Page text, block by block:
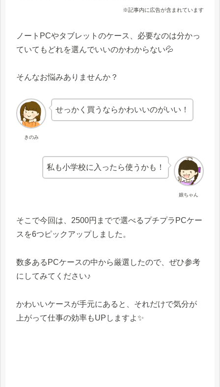
※記事内に広告が含まれています
ノートPCやタブレットのケース、必要なのは分かっ
ていてもどれを選んでいいのかわからない💦
そんなお悩みありませんか？
きのみ
せっかく買うならかわいいのがいい！
娘ちゃん
私も小学校に入ったら使うかも！
そこで今回は、2500円までで選べるプチプラPCケー
スを6つピックアップしました。
数多あるPCケースの中から厳選したので、ぜひ参考
にしてみてください♪
かわいいケースが手元にあると、それだけで気分が
上がって仕事の効率もUPしますよ✨